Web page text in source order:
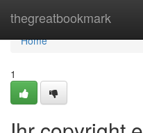
thegreatbookmark
Home
Home
1